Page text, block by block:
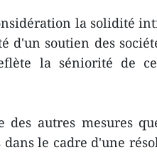
la solidité
d'un soutien des
la séniorité de
autres mesures
le cadre d'une